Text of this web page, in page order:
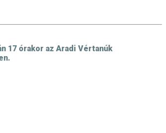
17 órakor az Aradi Vértanúk